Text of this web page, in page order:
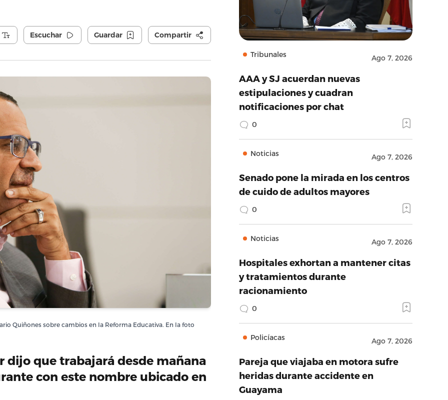
Escuchar Guardar Compartir
Quiñones sobre cambios en la Reforma Educativa. En la foto
dijo que trabajará desde mañana
con este nombre ubicado en
Tribunales Ago 7, 2026
AAA y SJ acuerdan nuevas
estipulaciones y cuadran
notificaciones por chat
0
Noticias Ago 7, 2026
Senado pone la mirada en los centros
de cuido de adultos mayores
0
Noticias Ago 7, 2026
Hospitales exhortan a mantener citas
y tratamientos durante
racionamiento
0
Policíacas Ago 7, 2026
Pareja que viajaba en motora sufre
heridas durante accidente en
Guayama